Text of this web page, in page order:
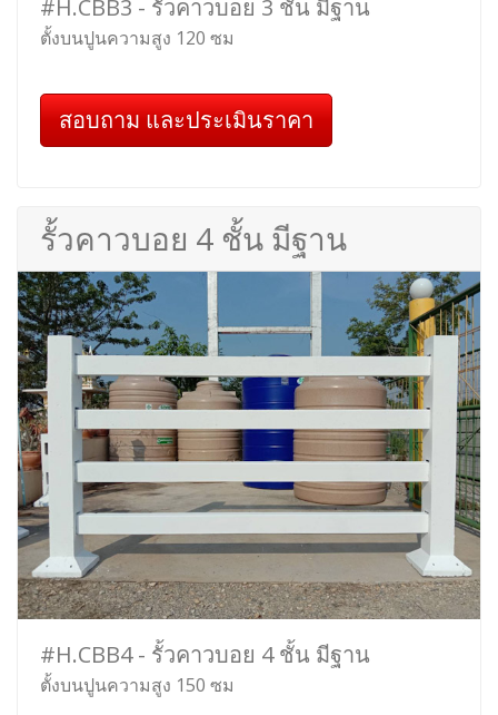
#H.CBB3 - รั้วคาวบอย 3 ชั้น มีฐาน
ตั้งบนปูนความสูง 120 ซม
สอบถาม และประเมินราคา
รั้วคาวบอย 4 ชั้น มีฐาน
#H.CBB4 - รั้วคาวบอย 4 ชั้น มีฐาน
ตั้งบนปูนความสูง 150 ซม